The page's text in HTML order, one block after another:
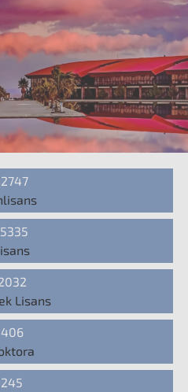
Lisans
406
245